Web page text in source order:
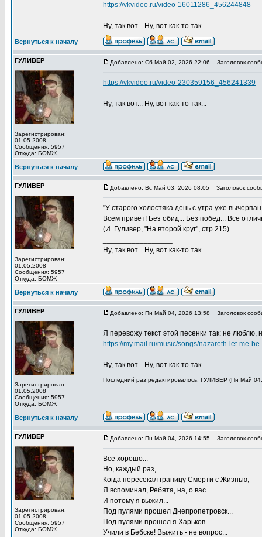
https://vkvideo.ru/video-16011286_456244848
Ну, так вот... Ну, вот как-то так...
Вернуться к началу
ГУЛИВЕР
Зарегистрирован:
01.05.2008
Сообщения: 5957
Откуда: БОМЖ
Добавлено: Сб Май 02, 2026 22:06 Заголовок
https://vkvideo.ru/video-230359156_456241339
Ну, так вот... Ну, вот как-то так...
Вернуться к началу
ГУЛИВЕР
Зарегистрирован:
01.05.2008
Сообщения: 5957
Откуда: БОМЖ
Добавлено: Вс Май 03, 2026 08:05 Заголовок
"У старого холостяка день с утра уже
Всем привет! Без обид... Без побед... Все
(И. Гуливер, "На второй круг", стр 215).
Ну, так вот... Ну, вот как-то так...
Вернуться к началу
ГУЛИВЕР
Зарегистрирован:
01.05.2008
Сообщения: 5957
Откуда: БОМЖ
Добавлено: Пн Май 04, 2026 13:58 Заголовок
Я перевожу текст этой песенки так: не люблю,
https://my.mail.ru/music/songs/nazareth-let-me-
Ну, так вот... Ну, вот как-то так...
Последний раз редактировалось: ГУЛИВЕР (Пн Май
Вернуться к началу
ГУЛИВЕР
Зарегистрирован:
01.05.2008
Сообщения: 5957
Откуда: БОМЖ
Добавлено: Пн Май 04, 2026 14:55 Заголовок
Все хорошо...
Но, каждый раз,
Когда пересекал границу Смерти с Жизнью,
Я вспоминал, Ребята, на, о вас...
И потому я выжил...
Под пулями прошел Днепропетровск...
Под пулями прошел я Харьков...
Учили в Бебске! Выжить - не вопрос...